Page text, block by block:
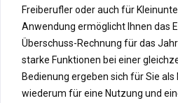
Freiberufler oder auch für
Anwendung ermöglicht Ihnen das
Überschuss-Rechnung für das
starke Funktionen bei einer
Bedienung ergeben sich für Sie
wiederum für eine Nutzung und